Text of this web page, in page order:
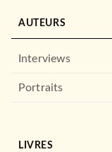
AUTEURS
Interviews
Portraits
LIVRES